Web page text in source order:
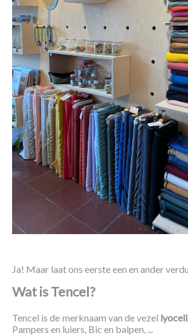
Ja! Maar laat ons eerste een en ander
Wat is Tencel?
Tencel is de merknaam van de vezel
Pampers en luiers, Bic en balpen, ...